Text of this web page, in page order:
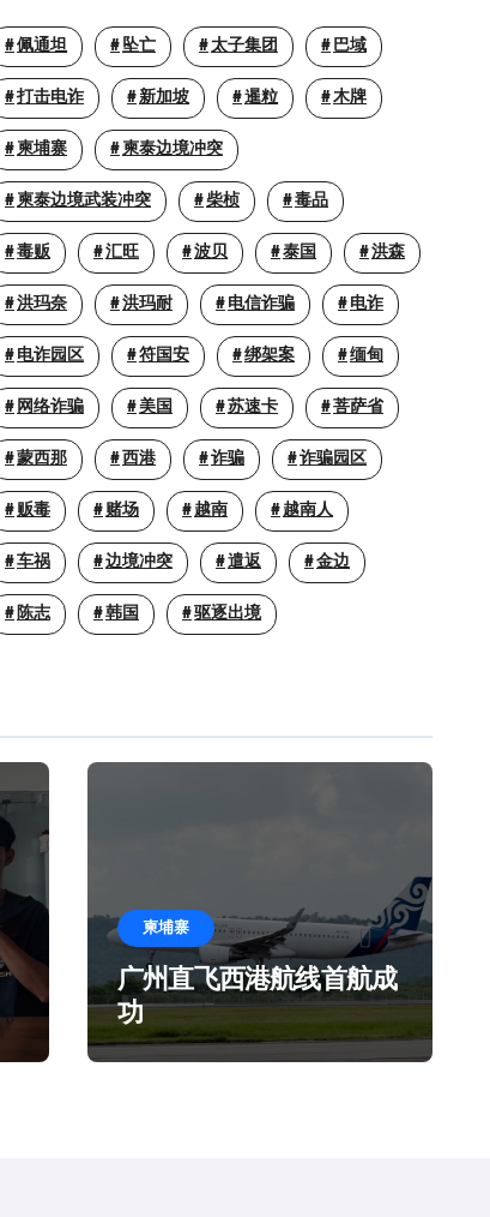
佩通坦 坠亡 太子集团 巴域
打击电诈 新加坡 暹粒 木牌
柬埔寨 柬泰边境冲突
柬泰边境武装冲突 柴桢 毒品
毒贩 汇旺 波贝 泰国 洪森
洪玛奈 洪玛耐 电信诈骗 电诈
电诈园区 符国安 绑架案 缅甸
网络诈骗 美国 苏速卡 菩萨省
蒙西那 西港 诈骗 诈骗园区
贩毒 赌场 越南 越南人
车祸 边境冲突 遣返 金边
陈志 韩国 驱逐出境
柬埔寨
广州直飞西港航线首航成
功